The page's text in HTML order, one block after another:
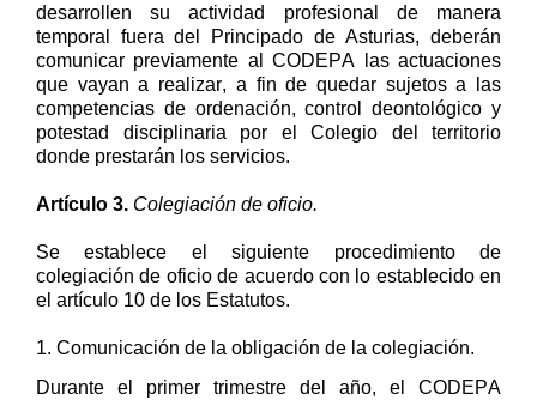
desarrollen su actividad profesional de manera
temporal fuera del Principado de Asturias, deberán
comunicar previamente al CODEPA las actuaciones
que vayan a realizar, a fin de quedar sujetos a las
competencias de ordenación, control deontológico y
potestad disciplinaria por el Colegio del territorio
donde prestarán los servicios.
Artículo 3. Colegiación de oficio.
Se establece el siguiente procedimiento de
colegiación de oficiode acuerdo con lo establecido en
el artículo 10 de los Estatutos.
1. Comunicación de la obligación de la colegiación.
Durante el primer trimestre del año, e l CODEPA